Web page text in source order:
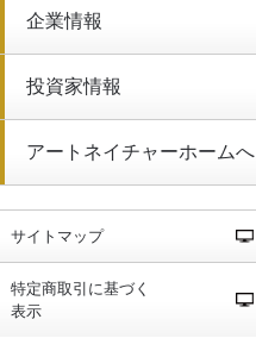
企業情報
投資家情報
アートネイチャーホームへ
サイトマップ
特定商取引に基づく
表示